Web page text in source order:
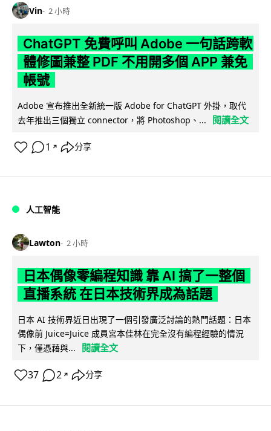
Vin 2 小時
ChatGPT 免費呼叫 Adobe 一句話跨軟
體修圖兼整 PDF 不用開多個 APP 兼免
帳號
Adobe 宣布推出全新統一版 Adobe for ChatGPT 外掛，取代
去年推出三個獨立 connector，將 Photoshop、...
閱讀全文
1 ↗ 分享
人工智能
Lawton 2 小時
日本偶像零編程知識 靠 AI 搞了一整個
直播系統 在日本技術界成為話題
日本 AI 技術界近日出現了一個引發廣泛討論的熱門話題：日本
偶像前 Juice=Juice 成員宮本佳林在完全沒有編程經驗的情況
下，僅憑藉與...
閱讀全文
37 2 ↗ 分享